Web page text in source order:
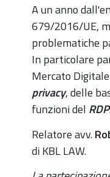
https://
Digital
Law
per
PMI
2019-
05-
2019-
05-
A un anno
679/2016/UE,
problematiche
In particolare
Mercato
privacy, delle
funzioni del RDP
Relatore avv.
di KBL LAW.